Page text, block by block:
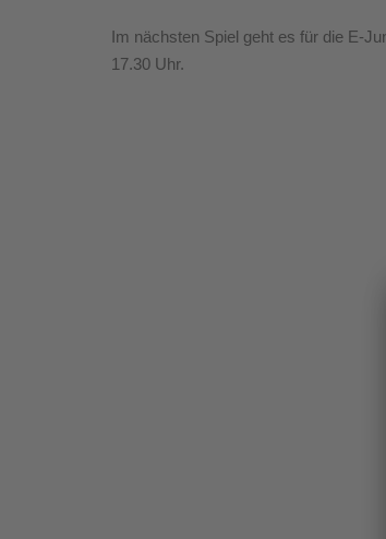
Im nächsten Spiel geht es für die E-
17.30 Uhr.